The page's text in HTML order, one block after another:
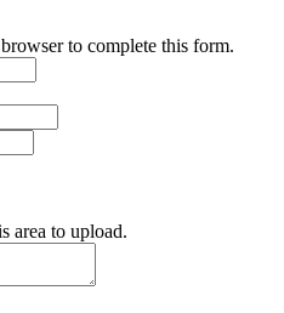
to complete this form.
area to upload.